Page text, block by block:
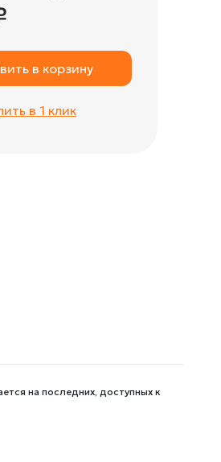
в корзину
в 1 клик
на последних, доступных к